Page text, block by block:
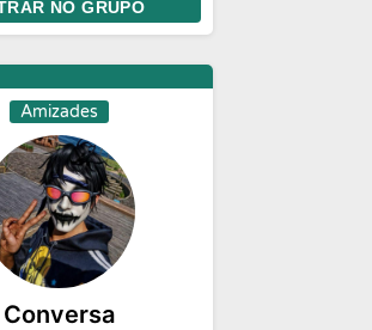
NO GRUPO
Amizades
Conversa